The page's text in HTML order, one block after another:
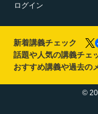
ログイン
新着講義チェック
話題や人気の講義チェ
おすすめ講義や過去の
©